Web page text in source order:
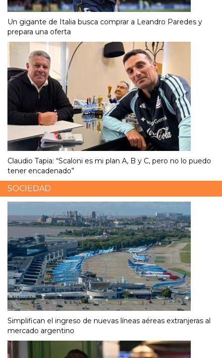
Un gigante de Italia busca comprar a Leandro Paredes y
prepara una oferta
Claudio Tapia: “Scaloni es mi plan A, B y C, pero no lo puedo
tener encadenado”
SOCIEDAD
Simplifican el ingreso de nuevas líneas aéreas extranjeras al
mercado argentino